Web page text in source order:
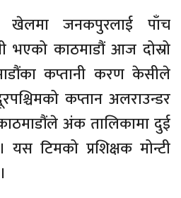
खेलमा जनकपुरलाई पाँच
भएको काठमाडौं आज दोस्रो
कप्तानी करण केसीले
कप्तान अलराउन्डर
अंक तालिकामा दुई
टिमको प्रशिक्षक मोन्टी